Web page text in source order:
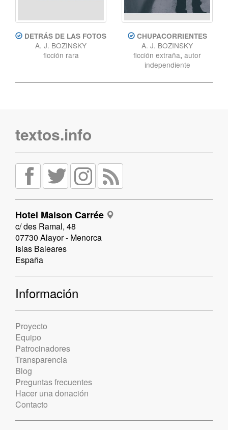
DETRÁS DE LAS FOTOS
A. J. BOZINSKY
ficción rara
CHUPACORRIENTES
A. J. BOZINSKY
ficción extraña, autor
independiente
textos.info
Hotel Maison Carrée
c/ des Ramal, 48
07730 Alayor - Menorca
Islas Baleares
España
Información
Proyecto
Equipo
Patrocinadores
Transparencia
Blog
Preguntas frecuentes
Hacer una donación
Contacto